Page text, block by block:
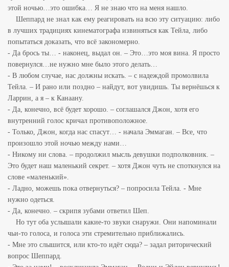
этой ночью…это ошибка… Я не знаю что на меня нашло.
Шеппард не знал как ему реагировать на всю эту ситуацию: либо
в лучших традициях кинематографа извиняться как Тейла, либо
попытаться доказать, что всё закономерно.
- Да брось ты… - наконец, выдал он. – Это…это моя вина. Я просто
повернулся…не нужно мне было этого делать…
- В любом случае, нас должны искать. – с надеждой промолвила
Тейла. – И рано или поздно – найдут, вот увидишь. Ты вернёшься к
Ларрин, а я – к Канаану.
- Да, конечно, всё будет хорошо. – соглашался Джон, хотя его
внутренний голос кричал противоположное.
- Только, Джон, когда нас спасут… - начала Эммаган. – Все, что
произошло этой ночью между нами…
- Никому ни слова. – продолжил мысль девушки подполковник. –
Это будет наш маленький секрет. – хотя Джон чуть не споткнулся на
слове «маленький».
- Ладно, можешь пока отвернуться? – попросила Тейла. - Мне
нужно одеться.
- Да, конечно. – скрипя зубами ответил Шеп.
Но тут оба услышали какие-то звуки снаружи. Они напоминали
чьи-то голоса, и голоса эти стремительно приближались.
- Мне это слышится, или кто-то идёт сюда? – задал риторический
вопрос Шеппард.